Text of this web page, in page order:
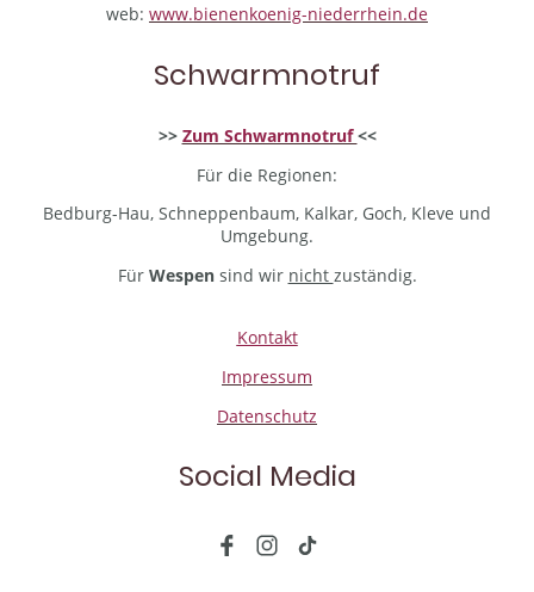
web: www.bienenkoenig-niederrhein.de
Schwarmnotruf
>> Zum Schwarmnotruf<<
Für die Regionen:
Bedburg-Hau, Schneppenbaum, Kalkar, Goch, Kleve und
Umgebung.
Für Wespen sind wir nicht zuständig.
Kontakt
Impressum
Datenschutz
Social Media